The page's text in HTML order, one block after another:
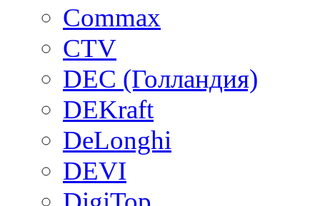
Commax
CTV
DEC (Голландия)
DEKraft
DeLonghi
DEVI